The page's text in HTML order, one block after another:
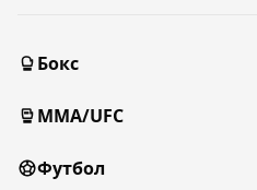
Бокс
MMA/UFC
Футбол